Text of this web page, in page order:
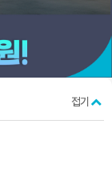
접기